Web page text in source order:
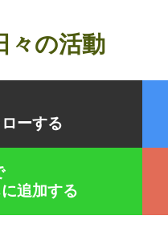
の活動
ーする
追加する